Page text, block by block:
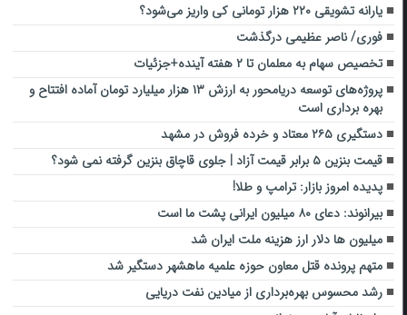
یارانه تشویقی ۲۲۰ هزار تومانی کی واریز می‌شود؟
فوری/ ناصر عظیمی درگذشت
تخصیص سهام به معلمان تا ۲ هفته آینده+جزئیات
پروژه‌های توسعه دریامحور به ارزش ۱۳ هزار میلیارد تومان آماده افتتاح و
بهره برداری است
دستگیری ۲۶۵ معتاد و خرده فروش در مشهد
قیمت بنزین ۵ برابر قیمت آزاد | جلوی قاچاق بنزین گرفته نمی شود؟
پدیده امروز بازار: ترامپ و طلا!
بیرانوند: دعای ۸۰ میلیون ایرانی پشت ما است
میلیون ها دلار ارز هزینه ملت ایران شد
متهم پرونده قتل معاون حوزه علمیه ماهشهر دستگیر شد
رشد محسوس بهره‌برداری از میادین نفت دریایی